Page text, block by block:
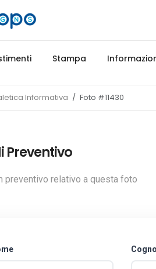
Stampa
Informativa Foto #11430
Preventivo
preventivo relativo a questa foto